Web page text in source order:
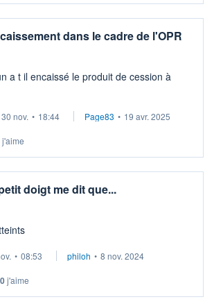
dans le cadre de l'OPR
a t il encaissé le produit de cession à
sur les comptes Bourso.
30 nov. • 18:44 Page83 • 19 avr. 2025
j'aime
doigt me dit que...
• 08:53 philoh • 8 nov. 2024
0j'aime